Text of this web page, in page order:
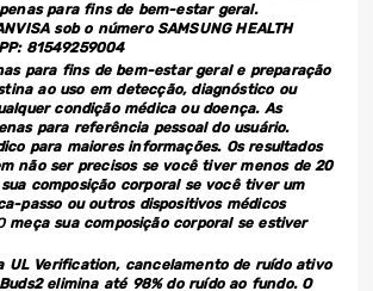
para fins de bem-estar geral.
sob o número SAMSUNG HEALTH
81549259004
para fins de bem-estar geral e preparação
ao uso em detecção, diagnóstico ou
condição médica ou doença. As
para referência pessoal do usuário.
para maiores informações. Os resultados
não ser precisos se você tiver menos de 20
composição corporal se você tiver um
passo ou outros dispositivos médicos
meça sua composição corporal se estiver
UL Verification, cancelamento de ruído ativo
elimina até 98% do ruído ao fundo. O